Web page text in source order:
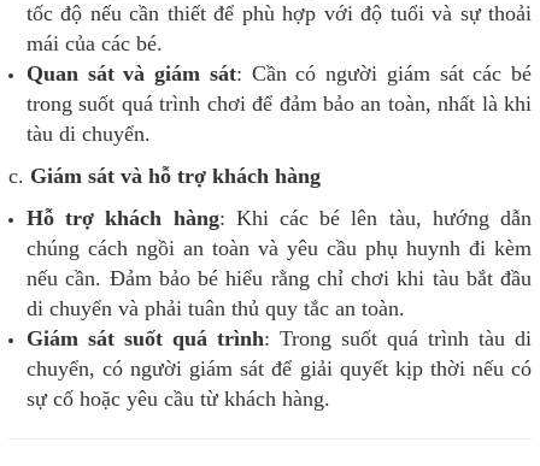
tốc độ nếu cần thiết để phù hợp với độ tuổi và sự thoải
mái của các bé.
Quan sát và giám sát: Cần có người giám sát các bé
trong suốt quá trình chơi để đảm bảo an toàn, nhất là khi
tàu di chuyển.
c. Giám sát và hỗ trợ khách hàng
Hỗ trợ khách hàng: Khi các bé lên tàu, hướng dẫn
chúng cách ngồi an toàn và yêu cầu phụ huynh đi kèm
nếu cần. Đảm bảo bé hiểu rằng chỉ chơi khi tàu bắt đầu
di chuyển và phải tuân thủ quy tắc an toàn.
Giám sát suốt quá trình: Trong suốt quá trình tàu di
chuyển, có người giám sát để giải quyết kịp thời nếu có
sự cố hoặc yêu cầu từ khách hàng.